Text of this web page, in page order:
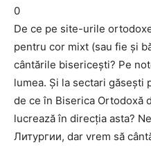
0
De ce pe site-urile
pentru cor mixt (sau fie şi
cântările bisericeşti? Pe
lumea. Şi la sectari găseşti
de ce în Biserica Ortodoxă
lucrează în direcţia asta?
Литургии, dar vrem să